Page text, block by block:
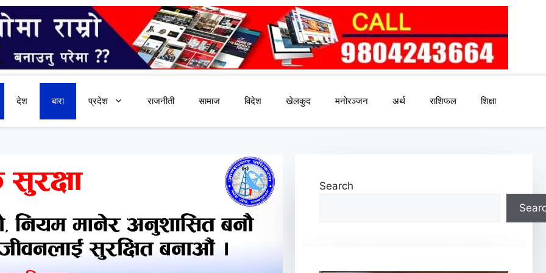
देश बारा प्रदेश राजनीती सामाज विदेश खेलकुद मनोरञ्जन अर्थ राशिफल शिक्षा
Search